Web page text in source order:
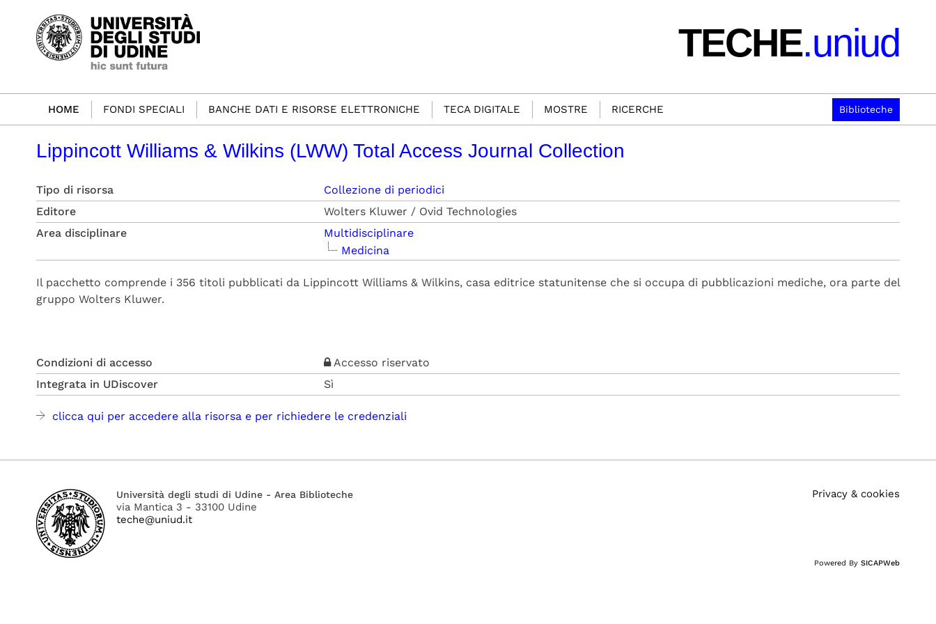
TECHE.uniud
HOME FONDI SPECIALI BANCHE DATI E RISORSE ELETTRONICHE TECA DIGITALE MOSTRE RICERCHE Biblioteche
Lippincott Williams & Wilkins (LWW) Total Access Journal Collection
Tipo di risorsa
Collezione di periodici
Editore
Wolters Kluwer / Ovid Technologies
Area disciplinare
Multidisciplinare
Medicina
Il pacchetto comprende i 356 titoli pubblicati da Lippincott Williams & Wilkins, casa editrice statunitense che si occupa di pubblicazioni mediche, ora parte del
gruppo Wolters Kluwer.
Condizioni di accesso
Accesso riservato
Integrata in UDiscover
Sì
clicca qui per accedere alla risorsa e per richiedere le credenziali
Università degli studi di Udine - Area Biblioteche
via Mantica 3 - 33100 Udine
teche@uniud.it
Privacy & cookies
Powered By SICAPWeb